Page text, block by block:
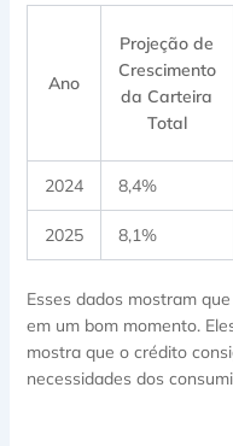
Ano
Projeção de
Crescimento
da Carteira
Total
2024 8,4%
2025 8,1%
Esses dados mostram
em um bom momento.
mostra que o crédito
necessidades dos